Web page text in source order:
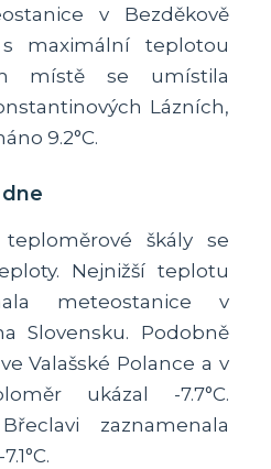
v Bezděkově
maximální teplotou
místě se umístila
Lázních,
9.2°C.
škály se
Nejnižší teplotu
meteostanice v
Slovensku. Podobně
Valašské Polance a v
ukázal -7.7°C.
zaznamenala